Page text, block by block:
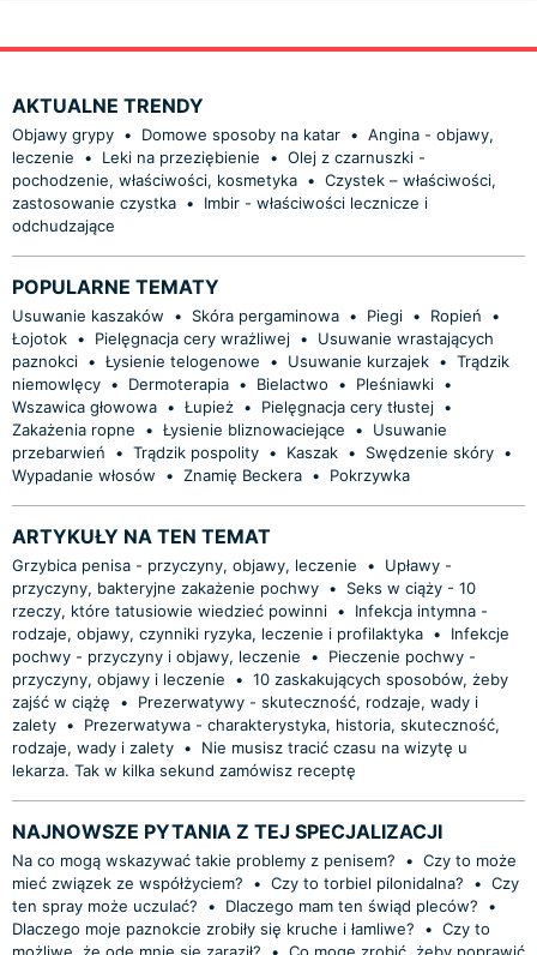
AKTUALNE TRENDY
Objawy grypy • Domowe sposoby na katar • Angina - objawy,
leczenie
• Leki na przeziębienie • Olej z czarnuszki -
pochodzenie, właściwości, kosmetyka • Czystek – właściwości,
zastosowanie czystka •
Imbir - właściwości lecznicze i
odchudzające
POPULARNE TEMATY
Usuwanie kaszaków • Skóra pergaminowa • Piegi • Ropień
•
Łojotok • Pielęgnacja cery wrażliwej •
Usuwanie wrastających
paznokci • Łysienie telogenowe • Usuwanie kurzajek • Trądzik
niemowlęcy • Dermoterapia • Bielactwo • Pleśniawki •
Wszawica głowowa • Łupież • Pielęgnacja cery tłustej •
Zakażenia ropne
• Łysienie bliznowaciejące •
Usuwanie
przebarwień
• Trądzik pospolity • Kaszak • Swędzenie skóry •
Wypadanie włosów
• Znamię Beckera • Pokrzywka
ARTYKUŁY NA TEN TEMAT
Grzybica penisa - przyczyny, objawy, leczenie •
Upławy -
przyczyny, bakteryjne zakażenie pochwy •
Seks w ciąży - 10
rzeczy, które tatusiowie wiedzieć powinni •
Infekcja intymna -
rodzaje, objawy, czynniki ryzyka, leczenie i profilaktyka •
Infekcje
pochwy - przyczyny i objawy, leczenie
•
Pieczenie pochwy -
przyczyny, objawy i leczenie
• 10 zaskakujących sposobów, żeby
zajść w ciążę
•
Prezerwatywy - skuteczność, rodzaje, wady i
zalety •
Prezerwatywa - charakterystyka, historia, skuteczność,
rodzaje, wady i zalety •
Nie musisz tracić czasu na wizytę u
lekarza. Tak w kilka sekund zamówisz receptę
NAJNOWSZE PYTANIA Z TEJ SPECJALIZACJI
Na co mogą wskazywać takie problemy z penisem? • Czy to może
mieć związek ze współżyciem?
• Czy to torbiel pilonidalna? • Czy
ten spray może uczulać?
• Dlaczego mam ten świąd pleców?
•
Dlaczego moje paznokcie zrobiły się kruche i łamliwe?
• Czy to